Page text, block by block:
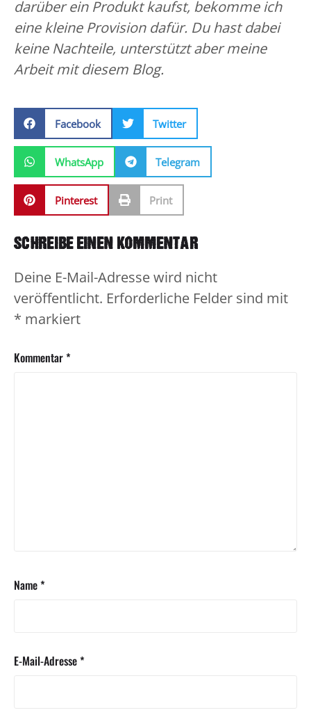
darüber ein Produkt kaufst, bekomme ich
eine kleine Provision dafür. Du hast dabei
keine Nachteile, unterstützt aber meine
Arbeit mit diesem Blog.
Facebook Twitter
WhatsApp Telegram
Pinterest Print
SCHREIBE EINEN KOMMENTAR
Deine E-Mail-Adresse wird nicht
veröffentlicht. Erforderliche Felder sind mit
* markiert
Kommentar*
Name*
E-Mail-Adresse*